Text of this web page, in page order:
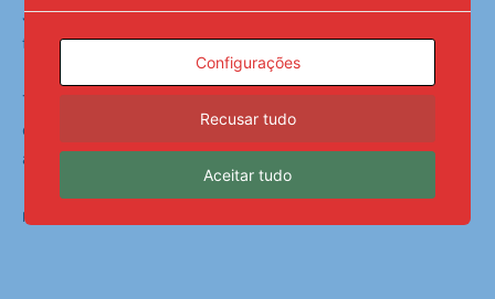
João Gabriel é atleta profissional e, até o momento, não
teve oportunidade de ser ouvido para se defender.
Treinador do Benfica diz que argentino não jogará mais
com ele se confirmada a agressão; jogador é acusado de
ato de racismo contra Vini Jr na Champions League
Folhapress | 13:15 – 02/03/2026
Configurações
Recusar tudo
Aceitar tudo